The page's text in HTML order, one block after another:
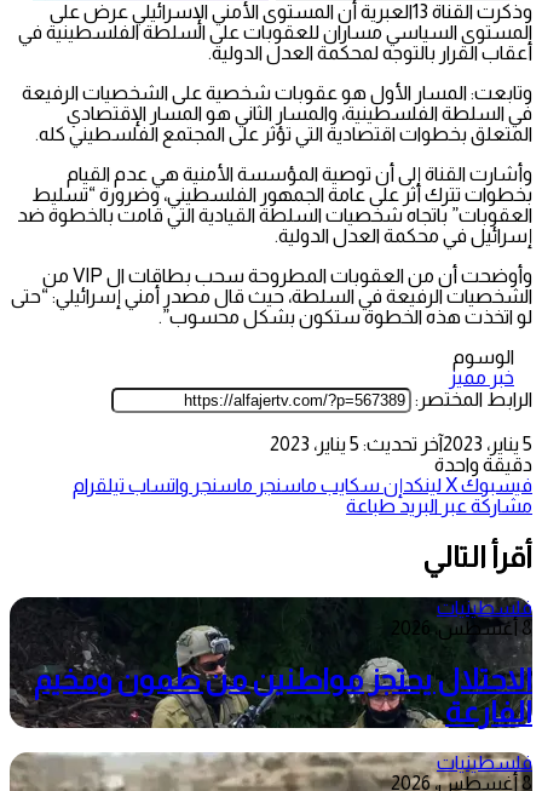
وذكرت القناة 13العبرية أن المستوى الأمني الإسرائيلي عرض على
المستوى السياسي مساران للعقوبات على السلطة الفلسطينية في
أعقاب القرار بالتوجه لمحكمة العدل الدولية.
وتابعت: المسار الأول هو عقوبات شخصية على الشخصيات الرفيعة
في السلطة الفلسطينية، والمسار الثاني هو المسار الإقتصادي
المتعلق بخطوات اقتصادية التي تؤثر على المجتمع الفلسطيني كله.
وأشارت القناة إلى أن توصية المؤسسة الأمنية هي عدم القيام
بخطوات تترك أثر على عامة الجمهور الفلسطيني، وضرورة “تسليط
العقوبات” باتجاه شخصيات السلطة القيادية التي قامت بالخطوة ضد
إسرائيل في محكمة العدل الدولية.
وأوضحت أن من العقوبات المطروحة سحب بطاقات ال VIP من
الشخصيات الرفيعة في السلطة، حيث قال مصدر أمني إسرائيلي: “حتى
لو اتخذت هذه الخطوة ستكون بشكل محسوب”.
الوسوم
خبر مميز
الرابط المختصر:
5 يناير، 2023
آخر تحديث: 5 يناير، 2023
دقيقة واحدة
فيسبوك‫Xلينكدإن سكايب ماسنجر ماسنجر واتساب تيلقرام
مشاركة عبر البريد طباعة
أقرأ التالي
فلسطينيات
8 أغسطس، 2026
الاحتلال يحتجز مواطنين من طمون ومخيم
الفارعة
فلسطينيات
8 أغسطس، 2026